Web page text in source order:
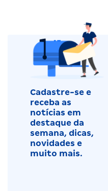
Cadastre-se e
receba as
notícias em
destaque da
semana, dicas,
novidades e
muito mais.